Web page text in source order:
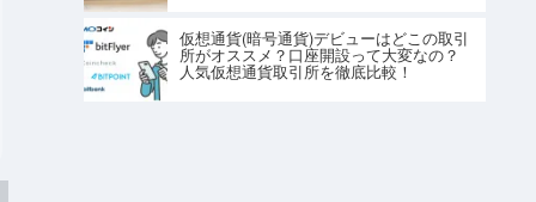
仮想通貨(暗号通貨)デビューはどこの取引
所がオススメ？口座開設って大変なの？
人気仮想通貨取引所を徹底比較！